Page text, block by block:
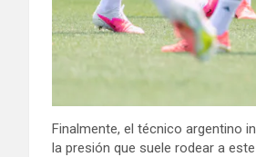
Finalmente, el técnico argentino
la presión que suele rodear a